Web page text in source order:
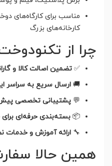
مناسب برای کارگاه‌های
کارخانه‌های بزرگ
چرا از
✅ تضمین اصالت کالا و
🚚 ارسال سریع به سراسر
💬 پشتیبانی تخصصی
📦 بسته‌بندی حرفه‌ای
🔧 ارائه آموزش و خدمات
همین حالا